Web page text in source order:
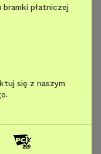
płatniczej
się z naszym